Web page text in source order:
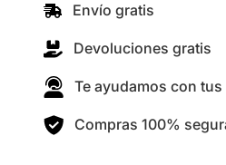
Envío gratis
Devoluciones gratis
Te ayudamos con
Compras 100%